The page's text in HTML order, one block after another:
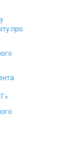
про